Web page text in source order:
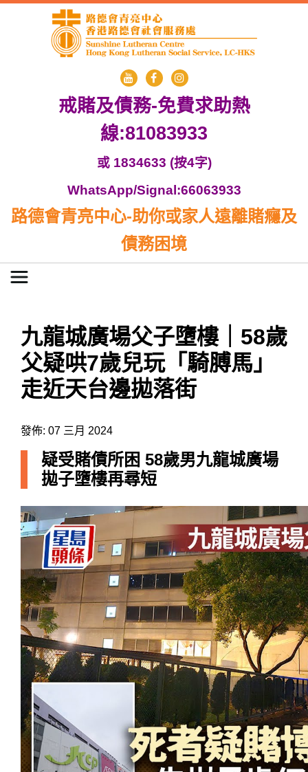
戒賭及債務-免費求助熱
線:81083933
或 1834633 (按4字)
WhatsApp/Signal:66063933
路德會青亮中心-助你或家人遠離賭癮及
債務困境
九龍城廣場父子墮樓｜58歲
父疑哄7歲兒玩「騎膊馬」
走近天台邊拋落街
發佈: 07 三月 2024
疑受賭債所困 58歲男九龍城廣場
拋子墮樓再尋短